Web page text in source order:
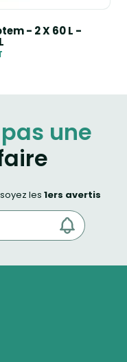
- 2 X 60 L -
une
les 1ers avertis